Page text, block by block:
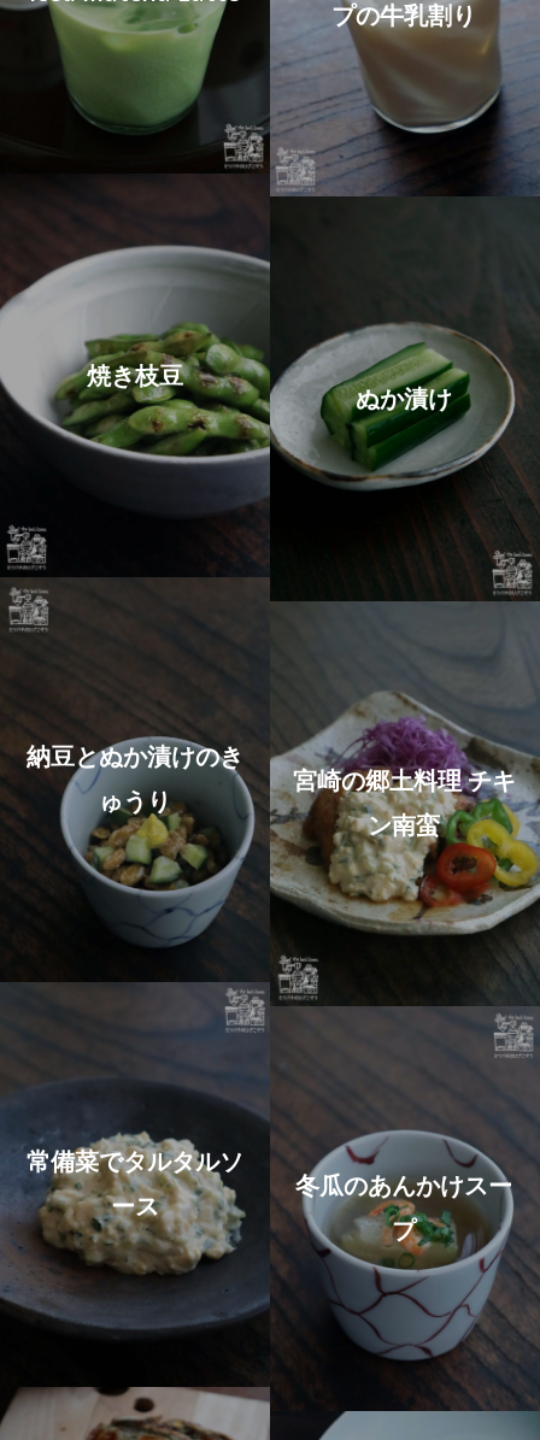
プの牛乳割り
焼き枝豆
ぬか漬け
納豆とぬか漬けのき
ゅうり
宮崎の郷土料理 チキ
ン南蛮
常備菜でタルタルソ
ース
冬瓜のあんかけスー
プ